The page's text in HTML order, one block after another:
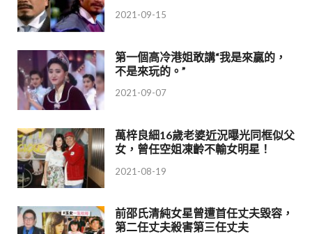
2021-09-15
第一個高冷港姐敢講“我是來贏的，
不是來玩的。”
2021-09-07
萬梓良細16歲老婆近況曝光同框似父
女，曾任空姐凍齡不輸女明星！
2021-08-19
前邵氏清純女星曾遭首任丈夫毀容，
第二任丈夫殺害第三任丈夫